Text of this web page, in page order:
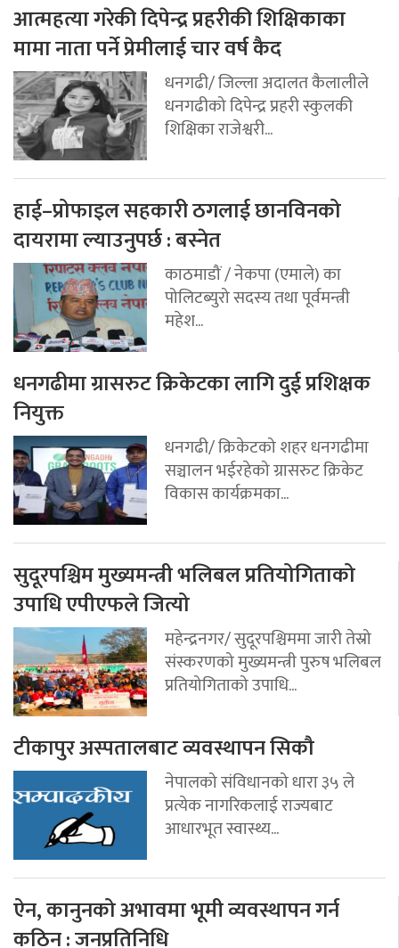
आत्महत्या गरेकी दिपेन्द्र प्रहरीकी शिक्षिकाका
मामा नाता पर्ने प्रेमीलाई चार वर्ष कैद
धनगढी/ जिल्ला अदालत कैलालीले
धनगढीको दिपेन्द्र प्रहरी स्कुलकी
शिक्षिका राजेश्वरी...
हाई–प्रोफाइल सहकारी ठगलाई छानविनको
दायरामा ल्याउनुपर्छ : बस्नेत
काठमाडौं / नेकपा (एमाले) का
पोलिटब्युरो सदस्य तथा पूर्वमन्त्री
महेश...
धनगढीमा ग्रासरुट क्रिकेटका लागि दुई प्रशिक्षक
नियुक्त
धनगढी/ क्रिकेटको शहर धनगढीमा
सञ्चालन भईरहेको ग्रासरुट क्रिकेट
विकास कार्यक्रमका...
सुदूरपश्चिम मुख्यमन्त्री भलिबल प्रतियोगिताको
उपाधि एपीएफले जित्यो
महेन्द्रनगर/ सुदूरपश्चिममा जारी तेस्रो
संस्करणको मुख्यमन्त्री पुरुष भलिबल
प्रतियोगिताको उपाधि...
टीकापुर अस्पतालबाट व्यवस्थापन सिकौ
नेपालको संविधानको धारा ३५ ले
प्रत्येक नागरिकलाई राज्यबाट
आधारभूत स्वास्थ्य...
ऐन, कानुनको अभावमा भूमी व्यवस्थापन गर्न
कठिन : जनप्रतिनिधि